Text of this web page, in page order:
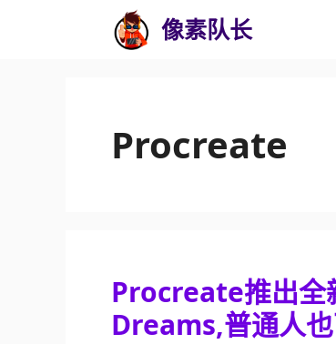
像素队长
Procreate
Procreate推出
Dreams,普通人